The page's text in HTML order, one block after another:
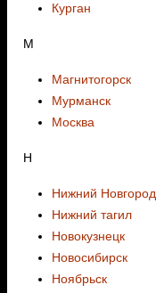
Курган
М
Магнитогорск
Мурманск
Москва
Н
Нижний Новгород
Нижний тагил
Новокузнецк
Новосибирск
Ноябрьск